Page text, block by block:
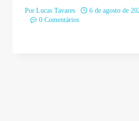
Por Lucas Tavares
6 de agosto de
0 Comentários